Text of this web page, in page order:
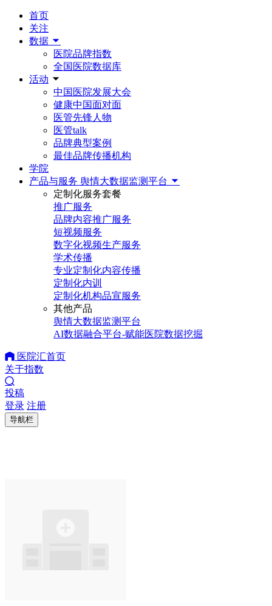
首页
关注
数据
医院品牌指数
全国医院数据库
活动
中国医院发展大会
健康中国面对面
医管先锋人物
医管talk
品牌典型案例
最佳品牌传播机构
学院
产品与服务 舆情大数据监测平台
定制化服务套餐
推广服务
品牌内容推广服务
短视频服务
数字化视频生产服务
学术传播
专业定制化内容传播
定制化内训
定制化机构品宣服务
其他产品
舆情大数据监测平台
AI数据融合平台-赋能医院数据挖掘
医院汇首页
关于指数
投稿
登录 注册
导航栏